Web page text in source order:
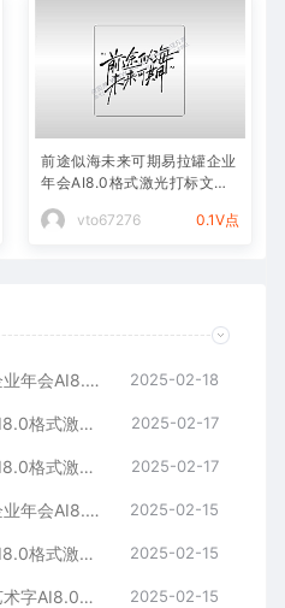
前途似海未来可期易拉罐企业
年会AI8.0格式激光打标文件
vto67276
0.1V点
遂风领航向阳而生易拉罐企业年会AI8.0格式激光打标文件通用矢量图 2025-02-18
年年有余新春贺词艺术字AI8.0格式激光打标文件通用矢量图 2025-02-17
在一起赢未来书法艺术字AI8.0格式激光打标文件通用矢量图 2025-02-17
前途似海未来可期易拉罐企业年会AI8.0格式激光打标文件通用矢量图 2025-02-15
携手共赢易拉罐企业年会AI8.0格式激光打标文件通用矢量图 2025-02-15
皓月当空桃李满园中秋节艺术字AI8.0格式激光打标文件通用矢量图 2025-02-15